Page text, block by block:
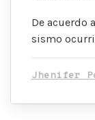
De acuerdo
sismo
Jhenifer